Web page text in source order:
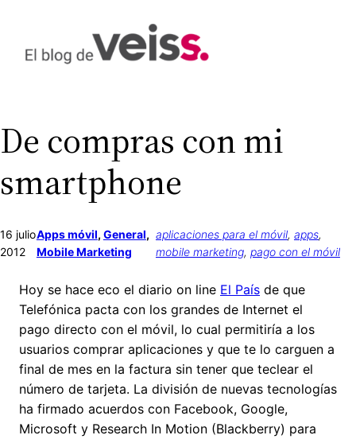
contenido
De compras con mi
smartphone
16 julio
2012
Apps móvil, General
Mobile Marketing
aplicaciones para el móvil, apps
mobile marketing, pago con el móvil
Hoy se hace eco el diario on line El País de que
Telefónica pacta con los grandes de Internet el
pago directo con el móvil, lo cual permitiría a los
usuarios comprar aplicaciones y que te lo carguen a
final de mes en la factura sin tener que teclear el
número de tarjeta. La división de nuevas tecnologías
ha firmado acuerdos con Facebook, Google,
Microsoft y Research In Motion (Blackberry) para